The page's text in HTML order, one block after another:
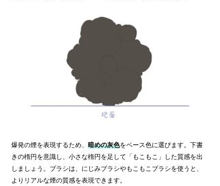
爆発の煙を表現するため、 暗めの灰色をベース色に選びます。下書
きの楕円を意識し、小さな楕円を足して「もこもこ」した質感を出
しましょう。ブラシは、にじみブラシやもこもこブラシを使うと、
よりリアルな煙の質感を表現できます。